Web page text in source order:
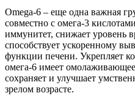
Omega-6 – еще одна важная
совместно с омега-3
иммунитет, снижает уровень
способствует ускоренному
функции печени. Укрепляет
омега-6 имеет
сохраняет и улучшает
зрелом возрасте.